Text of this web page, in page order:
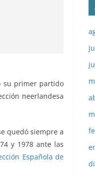
su primer partido
neerlandesa
quedó siempre a
y 1978 ante las
Española de